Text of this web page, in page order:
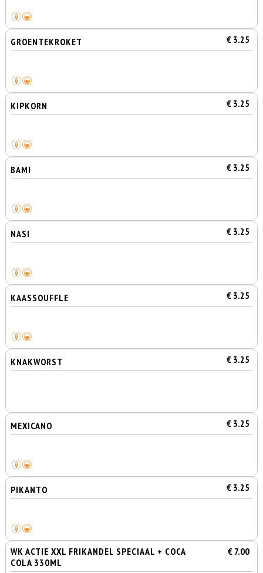
GROENTEKROKET € 3.25
KIPKORN € 3.25
BAMI € 3.25
NASI € 3.25
KAASSOUFFLE € 3.25
KNAKWORST € 3.25
MEXICANO € 3.25
PIKANTO € 3.25
WK ACTIE XXL FRIKANDEL SPECIAAL + COCA
COLA 330ML
€ 7.00